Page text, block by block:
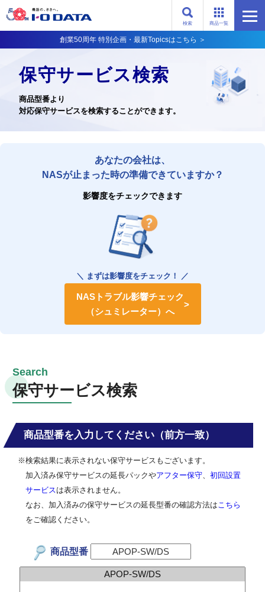
商品一覧
検索
創業50周年 特別企画・最新Topicsはこちら ＞
保守サービス検索
商品型番より
対応保守サービスを検索することができます。
あなたの会社は、
NASが止まった時の準備できていますか？
影響度をチェックできます
＼ まずは影響度をチェック！ ／
NASトラブル影響チェック
（シュミレーター）へ
保守サービス検索
商品型番を入力してください（前方一致）
※検索結果に表示されない保守サービスもございます。
加入済み保守サービスの延長パックやアフター保守
初回設置
サービス は表示されません。
なお、加入済みの保守サービスの延長型番の確認方法は こちら
をご確認ください。
商品型番